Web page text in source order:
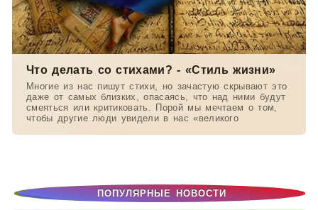
Что делать со стихами? - «Стиль жизни»
Многие из нас пишут стихи, но зачастую скрывают это
даже от самых близких, опасаясь, что над ними будут
смеяться или критиковать. Порой мы мечтаем о том,
чтобы другие люди увидели в нас «великого
ПОПУЛЯРНЫЕ НОВОСТИ